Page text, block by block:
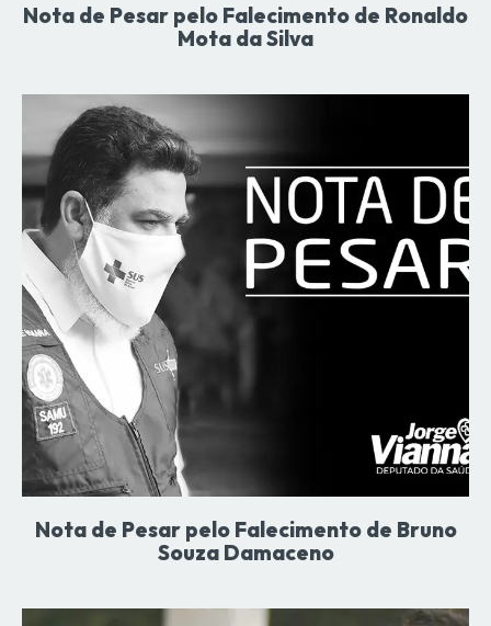
Nota de Pesar pelo Falecimento de Ronaldo
Mota da Silva
Nota de Pesar pelo Falecimento de Bruno
Souza Damaceno